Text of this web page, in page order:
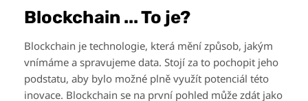
Blockchain ... To je?
Blockchain je technologie, která mění způsob, jakým
vnímáme a spravujeme data. Stojí za to pochopit jeho
podstatu, aby bylo možné plně využít potenciál této
inovace. Blockchain se na první pohled může zdát jako